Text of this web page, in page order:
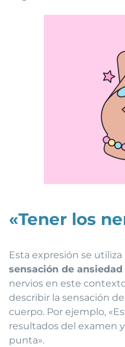
«Tener los
Esta expresión se
sensación de
nervios en este
describir la sensación
cuerpo. Por ejemplo,
resultados del examen
punta».